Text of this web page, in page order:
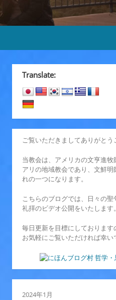
Translate:
ご覧いただきましてありがとう
当教会は、アメリカの文亨進
アリの地域教会であり、文鮮
れの一つになります。
こちらのブログでは、日々の
礼拝のビデオ公開をいたします。
毎日更新を目標にしております
お気軽にご覧いただければ幸い
2024年1月